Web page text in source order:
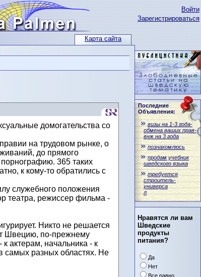
Карта сайта
Войти
Зарегистрироваться
Последние
Объявления:
визы на 1-3 года-
обмена ваших прав-
внж на 3 года
познакомлюсь
продам учебник
шведского языка
требуется
строитель-
универса
л
Нравятся ли вам
Шведские
продукты
питания?
Да
Нет
Все равно
домогательства со
на трудовом рынке, о
до прямого
365 таких
к кому-то обратились с
служебного положения
театра, режиссер фильма -
Никто не решается
Швецию, по-прежнему
актерам, начальника - к
самых разных областях. Не